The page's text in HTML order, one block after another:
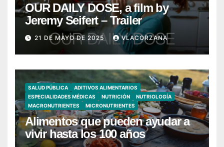
OUR DAILY DOSE, a film by
Jeremy Seifert – Trailer
21 DE MAYO DE 2025 VLACORZANA
SALUD PÚBLICA
ADITIVOS ALIMENTARIOS
ESPECIALIDADES MÉDICAS
NUTRICIÓN
NUTRIOLOGÍA
MACRONUTRIENTES
MICRONUTRIENTES
Alimentos que pueden ayudar a
vivir hasta los 100 años